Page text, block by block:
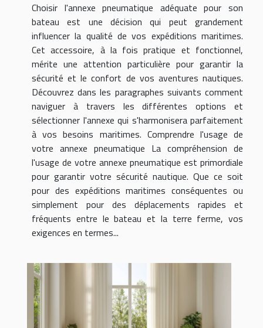
Choisir l'annexe pneumatique adéquate pour son
bateau est une décision qui peut grandement
influencer la qualité de vos expéditions maritimes.
Cet accessoire, à la fois pratique et fonctionnel,
mérite une attention particulière pour garantir la
sécurité et le confort de vos aventures nautiques.
Découvrez dans les paragraphes suivants comment
naviguer à travers les différentes options et
sélectionner l'annexe qui s'harmonisera parfaitement
à vos besoins maritimes. Comprendre l'usage de
votre annexe pneumatique La compréhension de
l'usage de votre annexe pneumatique est primordiale
pour garantir votre sécurité nautique. Que ce soit
pour des expéditions maritimes conséquentes ou
simplement pour des déplacements rapides et
fréquents entre le bateau et la terre ferme, vos
exigences en termes...